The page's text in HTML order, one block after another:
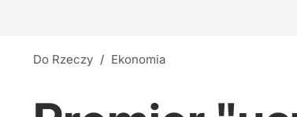
Do Rzeczy / Ekonomia